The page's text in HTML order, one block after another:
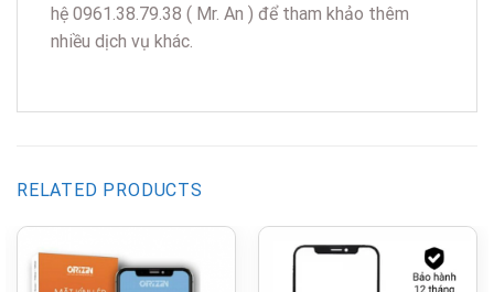
hệ 0961.38.79.38 ( Mr. An ) để tham khảo thêm
nhiều dịch vụ khác.
RELATED PRODUCTS